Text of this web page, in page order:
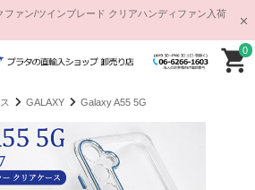
ファン/ツインブレード クリアハンディファン入荷
0
GALAXY Galaxy A55 5G